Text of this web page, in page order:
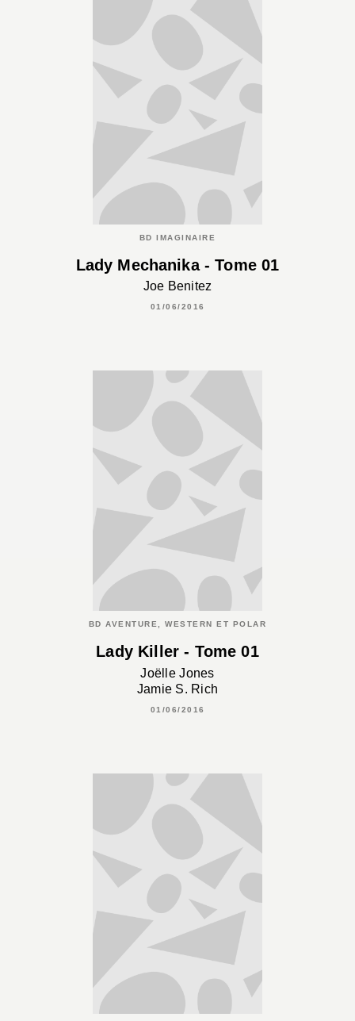
BD IMAGINAIRE
Lady Mechanika - Tome 01
Joe Benitez
01/06/2016
BD AVENTURE, WESTERN ET POLAR
Lady Killer - Tome 01
Joëlle Jones
Jamie S. Rich
01/06/2016